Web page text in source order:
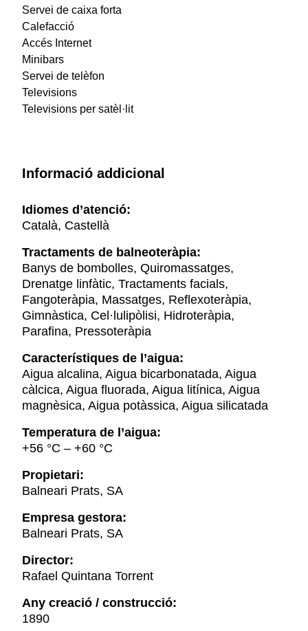
Servei de caixa forta
Calefacció
Accés Internet
Minibars
Servei de telèfon
Televisions
Televisions per satèl·lit
Informació addicional
Idiomes d’atenció:
Català, Castellà
Tractaments de balneoteràpia:
Banys de bombolles, Quiromassatges,
Drenatge linfàtic, Tractaments facials,
Fangoteràpia, Massatges, Reflexoteràpia,
Gimnàstica, Cel·lulipòlisi, Hidroteràpia,
Parafina, Pressoteràpia
Característiques de l’aigua:
Aigua alcalina, Aigua bicarbonatada, Aigua
càlcica, Aigua fluorada, Aigua litínica, Aigua
magnèsica, Aigua potàssica, Aigua silicatada
Temperatura de l’aigua:
+56 °С – +60 °С
Propietari:
Balneari Prats, SA
Empresa gestora:
Balneari Prats, SA
Director:
Rafael Quintana Torrent
Any creació / construcció:
1890